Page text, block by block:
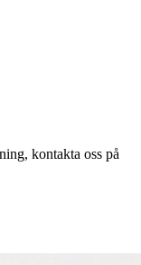
kontakta oss på